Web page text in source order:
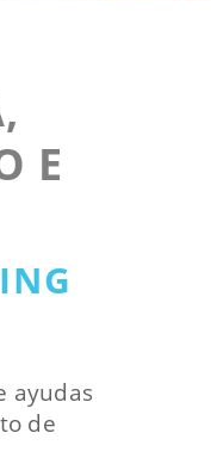
E
ayudas
de